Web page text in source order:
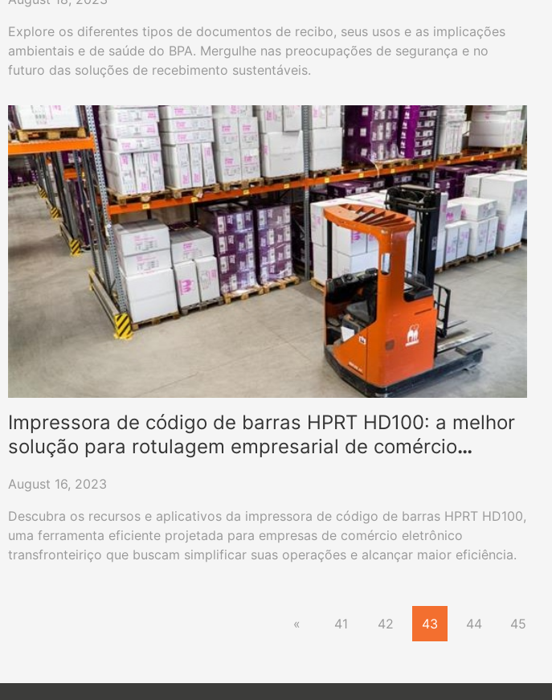
Explore os diferentes tipos de documentos de recibo, seus usos e as implicações
ambientais e de saúde do BPA. Mergulhe nas preocupações de segurança e no
futuro das soluções de recebimento sustentáveis.
Impressora de código de barras HPRT HD100: a melhor
solução para rotulagem empresarial de comércio
August 16, 2023
Descubra os recursos e aplicativos da impressora de código de barras HPRT HD100,
uma ferramenta eficiente projetada para empresas de comércio eletrônico
transfronteiriço que buscam simplificar suas operações e alcançar maior eficiência.
« 41 42 43 44 45